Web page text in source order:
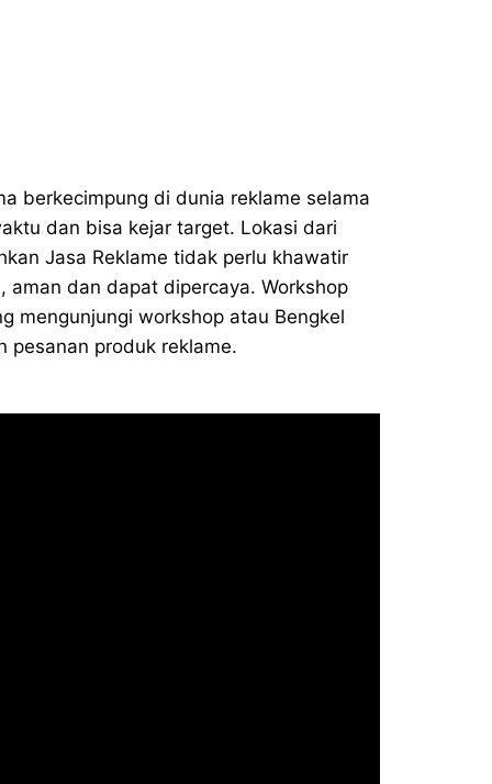
berkecimpung di dunia reklame selama
dan bisa kejar target. Lokasi dari
Jasa Reklame tidak perlu khawatir
aman dan dapat dipercaya. Workshop
mengunjungi workshop atau Bengkel
pesanan produk reklame.